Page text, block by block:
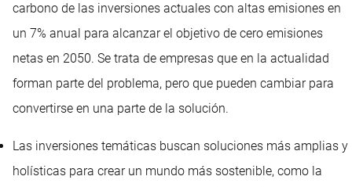
carbono de las inversiones actuales con altas emisiones en
un 7% anual para alcanzar el objetivo de cero emisiones
netas en 2050. Se trata de empresas que en la actualidad
forman parte del problema, pero que pueden cambiar para
convertirse en una parte de la solución.
Las inversiones temáticas buscan soluciones más amplias y
holísticas para crear un mundo más sostenible, como la